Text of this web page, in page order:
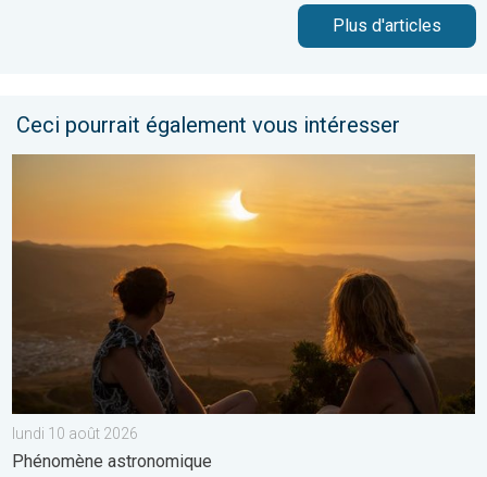
Plus d'articles
Ceci pourrait également vous intéresser
lundi 10 août 2026
Phénomène astronomique